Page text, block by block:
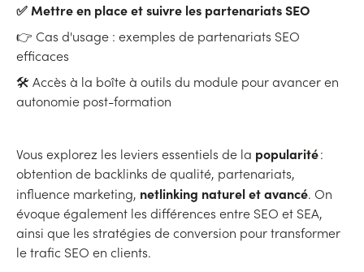
✅ Mettre en place et suivre les partenariats SEO
👉 Cas d'usage : exemples de partenariats SEO
efficaces
🛠 Accès à la boîte à outils du module pour avancer en
autonomie post-formation
Vous explorez les leviers essentiels de la popularité:
obtention de backlinks de qualité, partenariats,
influence marketing, netlinking naturel et avancé. On
évoque également les différences entre SEO et SEA,
ainsi que les stratégies de conversion pour transformer
le trafic SEO en clients.